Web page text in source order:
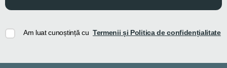
Am luat cunoștință cu Termenii și Politica de confidențialitate